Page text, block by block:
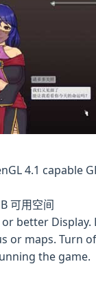
4.1 capable
可用空间
or better
or maps. Turn
the game.